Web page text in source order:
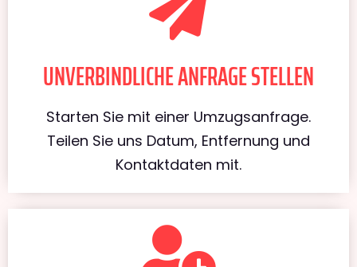
UNVERBINDLICHE ANFRAGE STELLEN
Starten Sie mit einer Umzugsanfrage.
Teilen Sie uns Datum, Entfernung und
Kontaktdaten mit.